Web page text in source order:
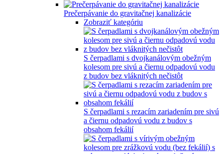
Prečerpávanie do gravitačnej kanalizácie
Zobraziť kategóriu
S čerpadlami s dvojkanálovým obežným
kolesom pre sivú a čiernu odpadovú vodu
z budov bez vláknitých nečistôt
S čerpadlami s rezacím zariadením pre sivú
a čiernu odpadovú vodu z budov s
obsahom fekálií